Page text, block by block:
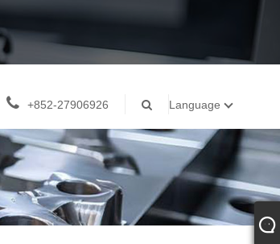
+852-27906926 Language